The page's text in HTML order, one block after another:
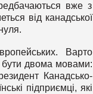
вже з
від канадської
Варто
бути двома мовами:
Канадсько-
підприємці, які